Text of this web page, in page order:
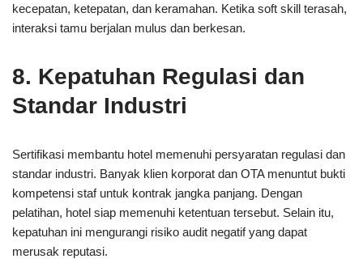
kecepatan, ketepatan, dan keramahan. Ketika soft skill terasah,
interaksi tamu berjalan mulus dan berkesan.
8. Kepatuhan Regulasi dan
Standar Industri
Sertifikasi membantu hotel memenuhi persyaratan regulasi dan
standar industri. Banyak klien korporat dan OTA menuntut bukti
kompetensi staf untuk kontrak jangka panjang. Dengan
pelatihan, hotel siap memenuhi ketentuan tersebut. Selain itu,
kepatuhan ini mengurangi risiko audit negatif yang dapat
merusak reputasi.